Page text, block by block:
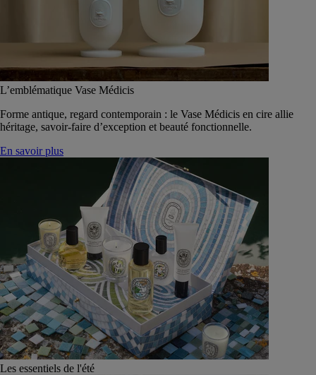
L’emblématique Vase Médicis
Forme antique, regard contemporain : le Vase Médicis en cire allie
héritage, savoir-faire d’exception et beauté fonctionnelle.
En savoir plus
Les essentiels de l'été